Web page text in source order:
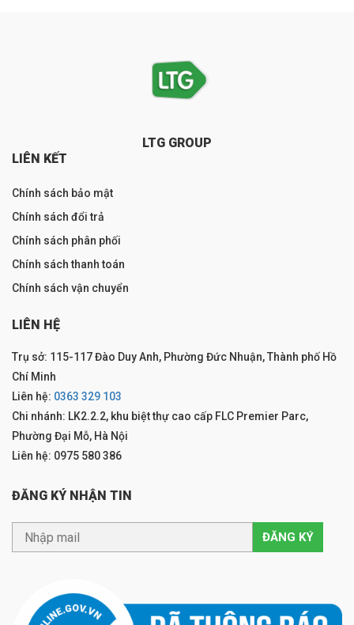
LTG GROUP
LIÊN KẾT
Chính sách bảo mật
Chính sách đổi trả
Chính sách phân phối
Chính sách thanh toán
Chính sách vận chuyển
LIÊN HỆ
Trụ sở: 115-117 Đào Duy Anh, Phường Đức Nhuận, Thành phố Hồ
Chí Minh
Liên hệ: 0363 329 103
Chi nhánh: LK2.2.2, khu biệt thự cao cấp FLC Premier Parc,
Phường Đại Mỗ, Hà Nội
Liên hệ: 0975 580 386
ĐĂNG KÝ NHẬN TIN